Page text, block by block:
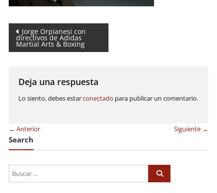
Navegación
de
Jorge Orpianesi con
directivos de Adidas
Martial Arts & Boxing
Deja una respuesta
Lo siento, debes estarconectado para publicar un comentario.
← Anterior Siguiente →
Search